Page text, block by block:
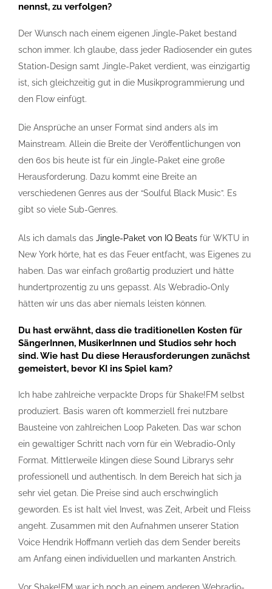
nennst, zu verfolgen?
Der Wunsch nach einem eigenen Jingle-Paket bestand
schon immer. Ich glaube, dass jeder Radiosender ein gutes
Station-Design samt Jingle-Paket verdient, was einzigartig
ist, sich gleichzeitig gut in die Musikprogrammierung und
den Flow einfügt.
Die Ansprüche an unser Format sind anders als im
Mainstream. Allein die Breite der Veröffentlichungen von
den 60s bis heute ist für ein Jingle-Paket eine große
Herausforderung. Dazu kommt eine Breite an
verschiedenen Genres aus der “Soulful Black Music”. Es
gibt so viele Sub-Genres.
Als ich damals das Jingle-Paket von IQ Beatsfür WKTU in
New York hörte, hat es das Feuer entfacht, was Eigenes zu
haben. Das war einfach großartig produziert und hätte
hundertprozentig zu uns gepasst. Als Webradio-Only
hätten wir uns das aber niemals leisten können.
Du hast erwähnt, dass die traditionellen Kosten für
SängerInnen, MusikerInnen und Studios sehr hoch
sind. Wie hast Du diese Herausforderungen zunächst
gemeistert, bevor KI ins Spiel kam?
Ich habe zahlreiche verpackte Drops für Shake!FM selbst
produziert. Basis waren oft kommerziell frei nutzbare
Bausteine von zahlreichen Loop Paketen. Das war schon
ein gewaltiger Schritt nach vorn für ein Webradio-Only
Format. Mittlerweile klingen diese Sound Librarys sehr
professionell und authentisch. In dem Bereich hat sich ja
sehr viel getan. Die Preise sind auch erschwinglich
geworden. Es ist halt viel Invest, was Zeit, Arbeit und Fleiss
angeht. Zusammen mit den Aufnahmen unserer Station
Voice Hendrik Hoffmann verlieh das dem Sender bereits
am Anfang einen individuellen und markanten Anstrich.